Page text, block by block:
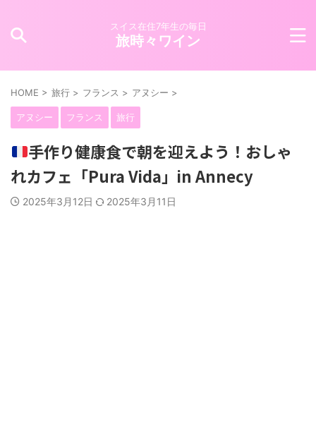
スイス在住7年生の毎日
旅時々ワイン
HOME > 旅行 > フランス > アヌシー >
アヌシー フランス 旅行
手作り健康食で朝を迎えよう！おしゃ
れカフェ「Pura Vida」in Annecy
2025年3月12日 2025年3月11日